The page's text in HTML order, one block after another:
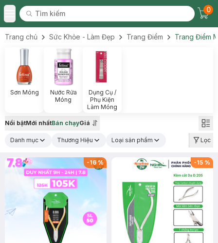
Toggle Menu
Tìm kiếm
Tìm kiếm
0
Trang chủ Sức Khỏe - Làm Đẹp Trang Điểm Trang Điểm
Sơn Móng
Nước Rửa
Móng
Dụng Cụ /
Phụ Kiện
Làm Móng
Nổi bậtMới nhấtBán chạyGiá
Danh mục Thương Hiệu Loại sản phẩm Lọc
-16% -15 %